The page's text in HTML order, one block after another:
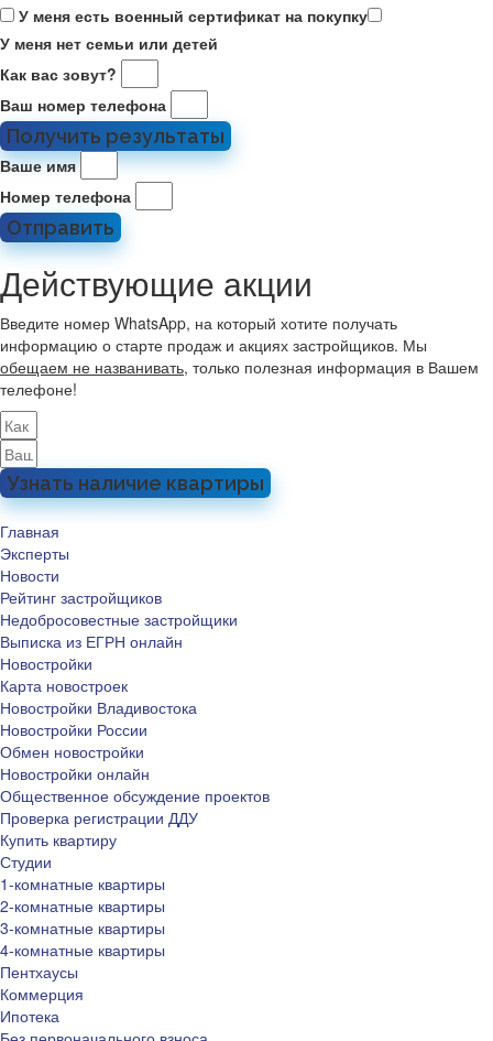
У меня есть военный сертификат на покупку
У меня нет семьи или детей
Как вас зовут?
Ваш номер телефона
Получить результаты
Ваше имя
Номер телефона
Отправить
Действующие акции
Введите номер WhatsApp, на который хотите получать
информацию о старте продаж и акциях застройщиков. Мы
обещаем не названивать, только полезная информация в Вашем
телефоне!
Узнать наличие квартиры
Главная
Эксперты
Новости
Рейтинг застройщиков
Недобросовестные застройщики
Выписка из ЕГРН онлайн
Новостройки
Карта новостроек
Новостройки Владивостока
Новостройки России
Обмен новостройки
Новостройки онлайн
Общественное обсуждение проектов
Проверка регистрации ДДУ
Купить квартиру
Студии
1-комнатные квартиры
2-комнатные квартиры
3-комнатные квартиры
4-комнатные квартиры
Пентхаусы
Коммерция
Ипотека